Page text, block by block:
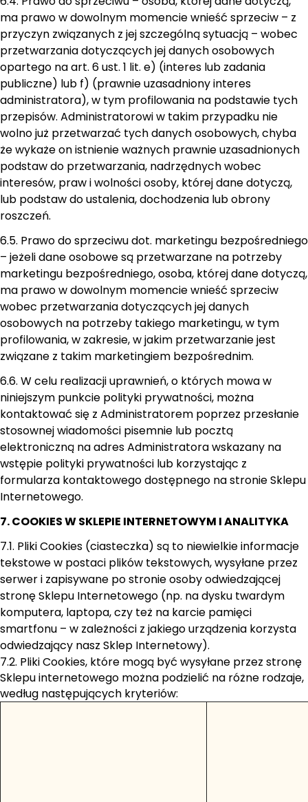
ma prawo w dowolnym momencie wnieść sprzeciw – z
przyczyn związanych z jej szczególną sytuacją – wobec
przetwarzania dotyczących jej danych osobowych
opartego na art. 6 ust. 1 lit. e) (interes lub zadania
publiczne) lub f) (prawnie uzasadniony interes
administratora), w tym profilowania na podstawie tych
przepisów. Administratorowi w takim przypadku nie
wolno już przetwarzać tych danych osobowych, chyba
że wykaże on istnienie ważnych prawnie uzasadnionych
podstaw do przetwarzania, nadrzędnych wobec
interesów, praw i wolności osoby, której dane dotyczą,
lub podstaw do ustalenia, dochodzenia lub obrony
roszczeń.
6.5. Prawo do sprzeciwu dot. marketingu bezpośredniego
– jeżeli dane osobowe są przetwarzane na potrzeby
marketingu bezpośredniego, osoba, której dane dotyczą,
ma prawo w dowolnym momencie wnieść sprzeciw
wobec przetwarzania dotyczących jej danych
osobowych na potrzeby takiego marketingu, w tym
profilowania, w zakresie, w jakim przetwarzanie jest
związane z takim marketingiem bezpośrednim.
6.6. W celu realizacji uprawnień, o których mowa w
niniejszym punkcie polityki prywatności, można
kontaktować się z Administratorem poprzez przesłanie
stosownej wiadomości pisemnie lub pocztą
elektroniczną na adres Administratora wskazany na
wstępie polityki prywatności lub korzystając z
formularza kontaktowego dostępnego na stronie Sklepu
Internetowego.
7. COOKIES W SKLEPIE INTERNETOWYM I ANALITYKA
7.1. Pliki Cookies (ciasteczka) są to niewielkie informacje
tekstowe w postaci plików tekstowych, wysyłane przez
serwer i zapisywane po stronie osoby odwiedzającej
stronę Sklepu Internetowego (np. na dysku twardym
komputera, laptopa, czy też na karcie pamięci
smartfonu – w zależności z jakiego urządzenia korzysta
odwiedzający nasz Sklep Internetowy).
7.2. Pliki Cookies, które mogą być wysyłane przez stronę
Sklepu internetowego można podzielić na różne rodzaje,
według następujących kryteriów: